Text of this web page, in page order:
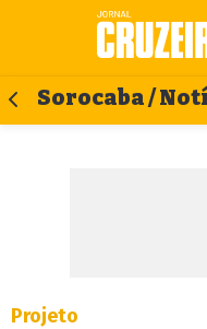
Sorocaba /
Projeto